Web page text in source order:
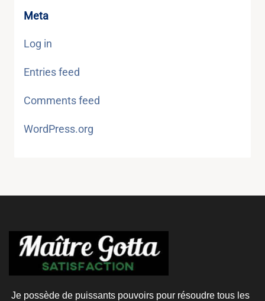
Meta
Log in
Entries feed
Comments feed
WordPress.org
Je possède de puissants pouvoirs pour résoudre tous les